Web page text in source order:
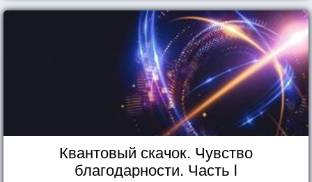
Квантовый скачок. Чувство
благодарности. Часть I